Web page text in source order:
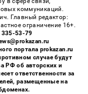
коммуникаций.
Главный редактор:
ограничение 16+.
335-53-79
портала prokazan.ru
случае будут
РФ об авторских и
ответственности за
размещенные на